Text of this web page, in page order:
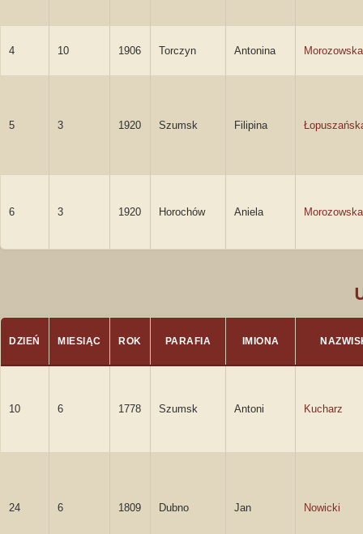
4 10 1906 Torczyn Antonina Morozowska
5 3 1920 Szumsk Filipina
6 3 1920 Horochów Aniela Morozowska
DZIEŃ MIESIĄC ROK PARAFIA IMIONA
10 6 1778 Szumsk Antoni Kucharz
24 6 1809 Dubno Jan Nowicki